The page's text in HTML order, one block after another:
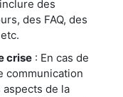
des
des FAQ, des
crise : En cas de
communication
de la